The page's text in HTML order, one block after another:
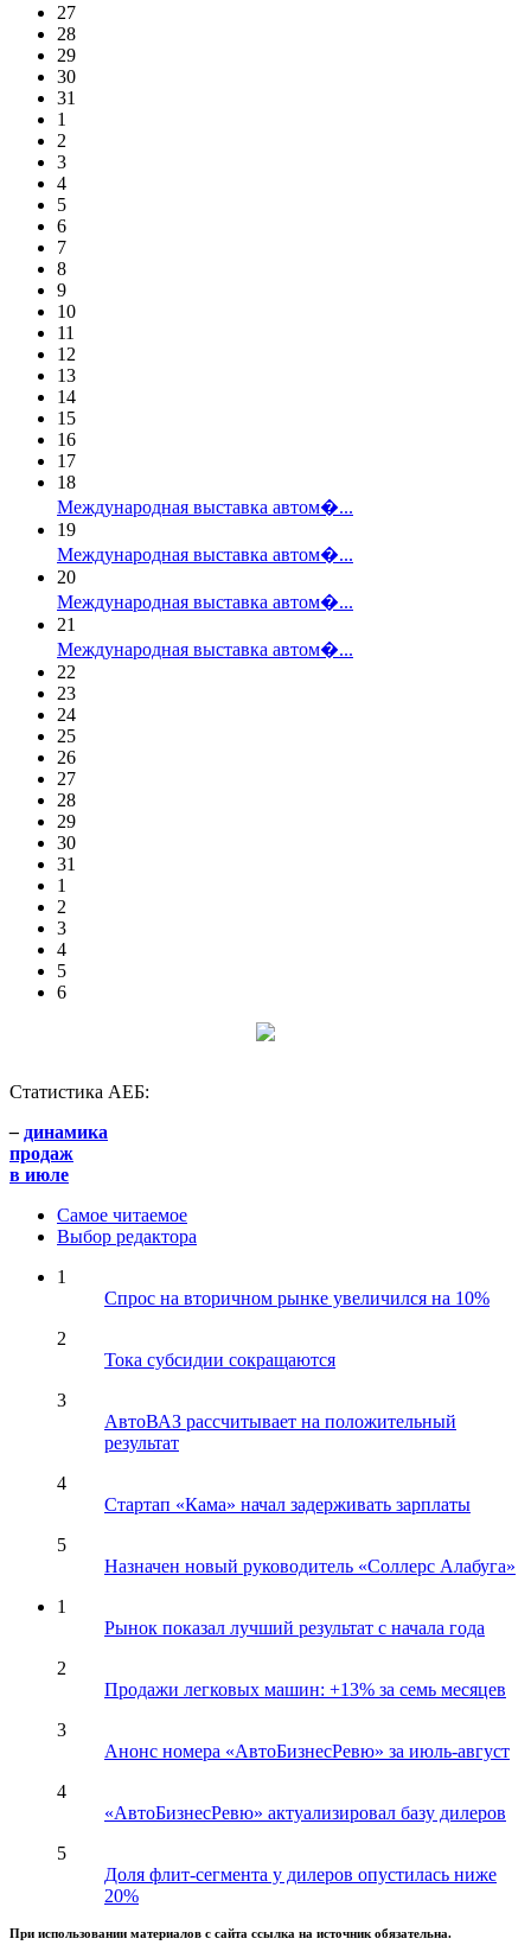
27
28
29
30
31
1
2
3
4
5
6
7
8
9
10
11
12
13
14
15
16
17
18
Международная выставка автом�...
19
Международная выставка автом�...
20
Международная выставка автом�...
21
Международная выставка автом�...
22
23
24
25
26
27
28
29
30
31
1
2
3
4
5
6
Статистика АЕБ:
– динамика
продаж
в июле
Самое читаемое
Выбор редактора
1
Спрос на вторичном рынке увеличился на 10%
2
Тока субсидии сокращаются
3
АвтоВАЗ рассчитывает на положительный
результат
4
Стартап «Кама» начал задерживать зарплаты
5
Назначен новый руководитель «Соллерс Алабуга»
1
Рынок показал лучший результат с начала года
2
Продажи легковых машин: +13% за семь месяцев
3
Анонс номера «АвтоБизнесРевю» за июль-август
4
«АвтоБизнесРевю» актуализировал базу дилеров
5
Доля флит-сегмента у дилеров опустилась ниже
20%
При использовании материалов с сайта ссылка на источник обязательна.